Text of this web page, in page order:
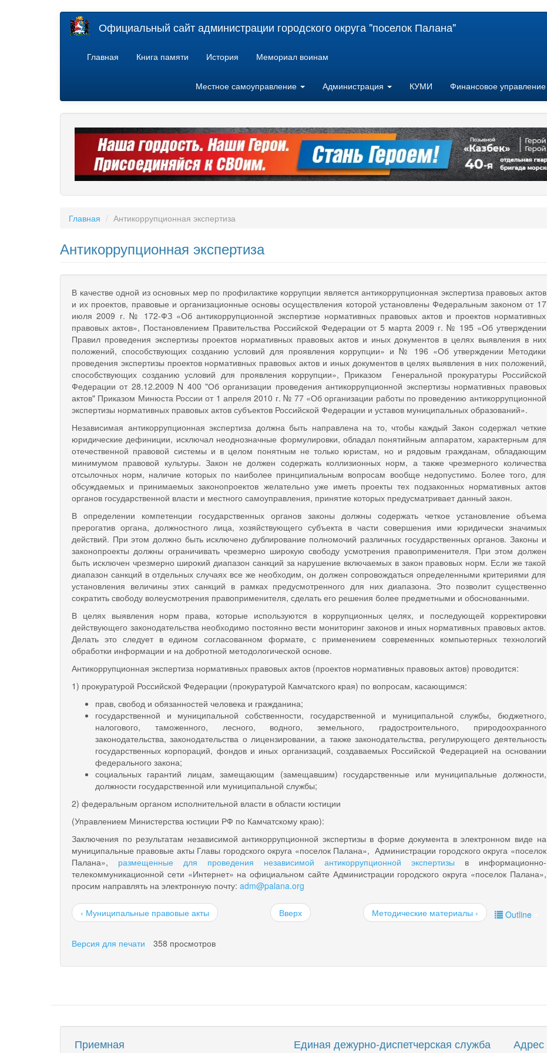
Официальный сайт администрации городского округа "поселок Палана"
Главная Книга памяти История Мемориал воинам
Местное самоуправление Администрация КУМИ Финансовое управление
Главная Антикоррупционная экспертиза
Антикоррупционная экспертиза
В качестве одной из основных мер по профилактике коррупции является антикоррупционная экспертиза правовых актов
и их проектов, правовые и организационные основы осуществления которой установлены Федеральным законом от 17
июля 2009 г. № 172-ФЗ «Об антикоррупционной экспертизе нормативных правовых актов и проектов нормативных
правовых актов», Постановлением Правительства Российской Федерации от 5 марта 2009 г. № 195 «Об утверждении
Правил проведения экспертизы проектов нормативных право­вых актов и иных документов в целях выявления в них
положений, способствующих созда­нию условий для проявления коррупции» и № 196 «Об утверждении Методики
проведения экспертизы проектов нормативных правовых актов и иных документов в целях выявления в них положений,
способствующих созданию условий для проявления коррупции», Приказом Генеральной прокуратуры Российской
Федерации от 28.12.2009 N 400 "Об организации проведения антикоррупционной экспертизы нормативных правовых
актов" Приказом Минюста России от 1 апреля 2010 г. № 77 «Об организации работы по проведению антикоррупционной
экспертизы нормативных правовых актов субъектов Российской Федерации и уставов муниципальных образований».
Независимая антикоррупционная экспертиза должна быть направлена на то, чтобы каждый Закон содержал четкие
юридические дефиниции, исключал неоднозначные формулировки, обладал понятийным аппаратом, характерным для
отечественной правовой системы и в целом понятным не только юристам, но и рядовым гражданам, обладающим
минимумом правовой культуры. Закон не должен содержать коллизионных норм, а также чрезмерного количества
отсылочных норм, наличие которых по наиболее принципиальным вопросам вообще недопустимо. Более того, для
обсуждаемых и принимаемых законопроектов желательно уже иметь проекты тех подзаконных нормативных актов
органов государственной власти и местного самоуправления, принятие которых предусматривает данный закон.
В определении компетенции государственных органов законы должны содержать четкое установление объема
прерогатив органа, должностного лица, хозяйствующего субъекта в части совершения ими юридически значимых
действий. При этом должно быть исключено дублирование полномочий различных государственных органов. Законы и
законопроекты должны ограничивать чрезмерно широкую свободу усмотрения правоприменителя. При этом должен
быть исключен чрезмерно широкий диапазон санкций за нарушение включаемых в закон правовых норм. Если же такой
диапазон санкций в отдельных случаях все же необходим, он должен сопровождаться определенными критериями для
установления величины этих санкций в рамках предусмотренного для них диапазона. Это позволит существенно
сократить свободу волеусмотрения правоприменителя, сделать его решения более предметными и обоснованными.
В целях выявления норм права, которые используются в коррупционных целях, и последующей корректировки
действующего законодательства необходимо постоянно вести мониторинг законов и иных нормативных правовых актов.
Делать это следует в едином согласованном формате, с применением современных компьютерных технологий
обработки информации и на добротной методологической основе.
Антикоррупционная экспертиза нормативных правовых актов (проектов нормативных правовых актов) проводится:
1) прокуратурой Российской Федерации (прокуратурой Камчатского края) по вопросам, касающимся:
прав, свобод и обязанностей человека и гражданина;
государственной и муниципальной собственности, государственной и муниципаль­ной службы, бюджетного,
налогового, таможенного, лесного, водного, земельного, гра­достроительного, природоохранного
законодательства, законодательства о лицензиро­вании, а также законодательства, регулирующего деятельность
государственных корпо­раций, фондов и иных организаций, создаваемых Российской Федерацией на основании
федерального закона;
социальных гарантий лицам, замещающим (замещавшим) государственные или муниципальные должности,
должности государственной или муниципальной службы;
2) федеральным органом исполнительной власти в области юстиции
(Управлением Министерства юстиции РФ по Камчатскому краю):
Заключения по результатам независимой антикоррупционной экспертизы в форме документа в электронном виде на
муниципальные правовые акты Главы городского округа «поселок Палана», Администрации городского округа «поселок
Палана», размещенные для проведения независимой антикоррупционной экспертизы в информационно-
телекоммуникационной сети «Интернет» на официальном сайте Администрации городского округа «поселок Палана»,
просим направлять на электронную почту: adm@palana.org
Outline
‹ Муниципальные правовые акты Вверх Методические материалы ›
Версия для печати 358 просмотров
Приемная Единая дежурно-диспетчерская служба Адрес